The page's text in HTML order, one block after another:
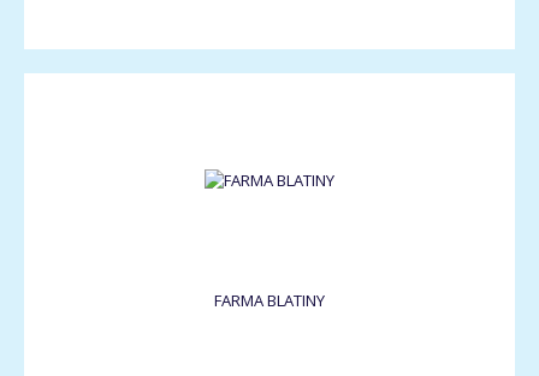
FARMA BLATINY